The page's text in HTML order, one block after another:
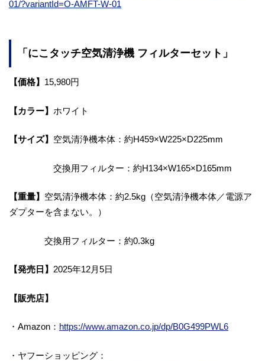
01/?variantId=O-AMFT-W-01
「にこタッチ空気清浄機 フィルターセット」
【価格】 15,980円
【カラー】 ホワイト
【サイズ】 空気清浄機本体：約H459×W225×D225mm
交換用フィルター：約H134×W165×D165mm
【重量】 空気清浄機本体：約2.5kg（空気清浄機本体／電源ア
ダプターを含まない。）
交換用フィルター：約0.3kg
【発売日】 2025年12月5日
【販売店】
・Amazon： https://www.amazon.co.jp/dp/B0G499PWL6
・ヤフーショッピング：